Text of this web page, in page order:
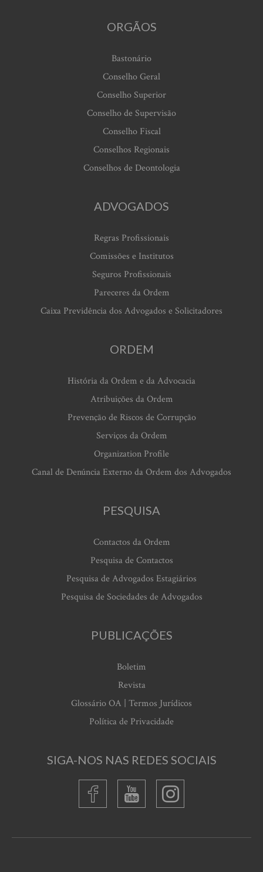
ORGÃOS
Bastonário
Conselho Geral
Conselho Superior
Conselho de Supervisão
Conselho Fiscal
Conselhos Regionais
Conselhos de Deontologia
ADVOGADOS
Regras Profissionais
Comissões e Institutos
Seguros Profissionais
Pareceres da Ordem
Caixa Previdência dos Advogados e Solicitadores
ORDEM
História da Ordem e da Advocacia
Atribuições da Ordem
Prevenção de Riscos de Corrupção
Serviços da Ordem
Organization Profile
Canal de Denúncia Externo da Ordem dos Advogados
PESQUISA
Contactos da Ordem
Pesquisa de Contactos
Pesquisa de Advogados Estagiários
Pesquisa de Sociedades de Advogados
PUBLICAÇÕES
Boletim
Revista
Glossário OA | Termos Jurídicos
Política de Privacidade
SIGA-NOS NAS REDES SOCIAIS